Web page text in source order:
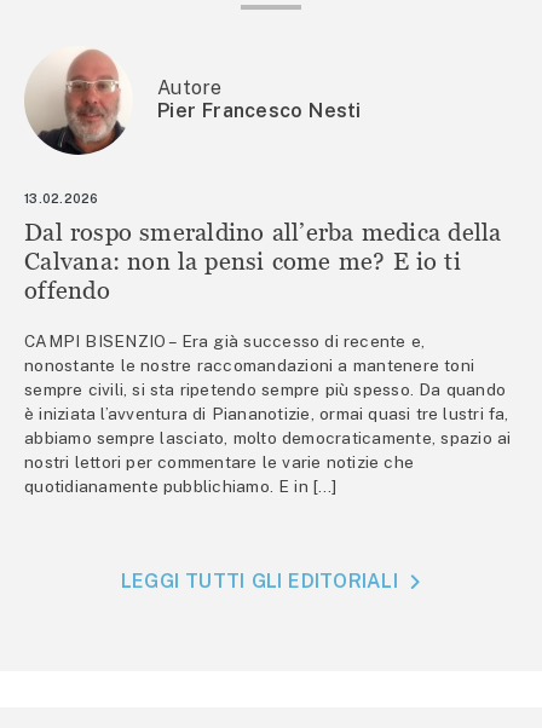
Autore
Pier Francesco Nesti
13.02.2026
Dal rospo smeraldino all’erba medica della
Calvana: non la pensi come me? E io ti
offendo
CAMPI BISENZIO – Era già successo di recente e,
nonostante le nostre raccomandazioni a mantenere toni
sempre civili, si sta ripetendo sempre più spesso. Da quando
è iniziata l’avventura di Piananotizie, ormai quasi tre lustri fa,
abbiamo sempre lasciato, molto democraticamente, spazio ai
nostri lettori per commentare le varie notizie che
quotidianamente pubblichiamo. E in […]
LEGGI TUTTI GLI EDITORIALI